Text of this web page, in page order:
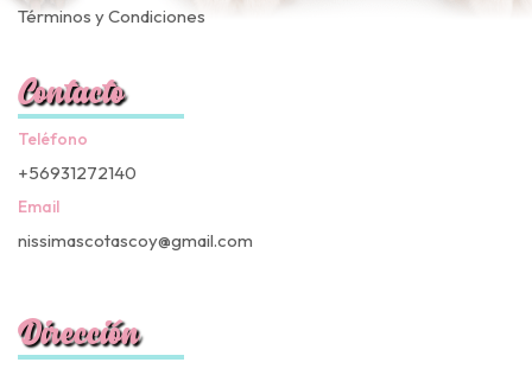
Términos y Condiciones
Contacto
Teléfono
+56931272140
Email
nissimascotascoy@gmail.com
Dirección